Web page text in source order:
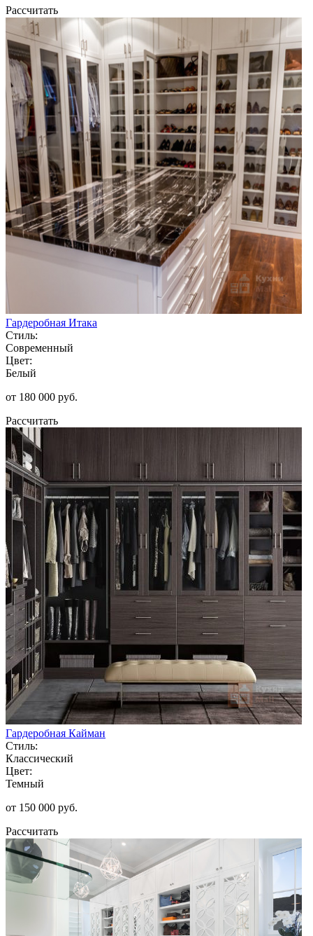
Рассчитать
Гардеробная Итака
Стиль:
Современный
Цвет:
Белый
от 180 000 руб.
Рассчитать
Гардеробная Кайман
Стиль:
Классический
Цвет:
Темный
от 150 000 руб.
Рассчитать